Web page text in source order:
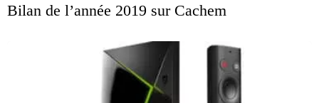
Bilan de l’année 2019 sur Cachem